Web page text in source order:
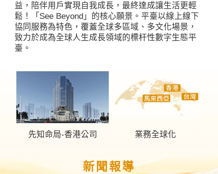
益，陪伴用戶實現自我成長，最終達成讓生活更輕
鬆！「See Beyond」的核心願景。平臺以線上線下
協同服務為特色，覆蓋全球多區域、多文化場景，
致力於成為全球人生成長領域的標杆性數字生態平
臺。
先知命局-香港公司 業務全球化
新聞報導